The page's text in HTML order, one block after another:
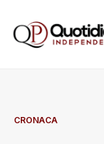
CRONACA